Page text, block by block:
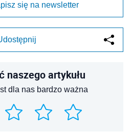
się na newsletter
naszego artykułu
dla nas bardzo ważna